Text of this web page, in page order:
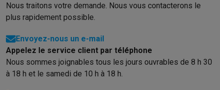
Nous traitons votre demande. Nous vous contacterons le
plus rapidement possible.
Envoyez-nous un e-mail
Appelez le service client par téléphone
Nous sommes joignables tous les jours ouvrables de 8 h 30
à 18 h et le samedi de 10 h à 18 h.